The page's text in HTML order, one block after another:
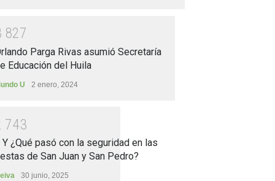
827
Parga Rivas asumió Secretaría
Educación del Huila
U 2 enero, 2024
743
Y ¿Qué pasó con la seguridad en las
de San Juan y San Pedro?
30 junio, 2025